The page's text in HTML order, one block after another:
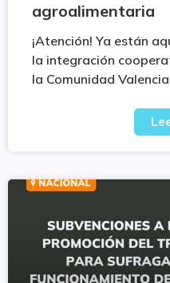
agroalimentaria
¡Atención! Ya están
la integración
la Comunidad